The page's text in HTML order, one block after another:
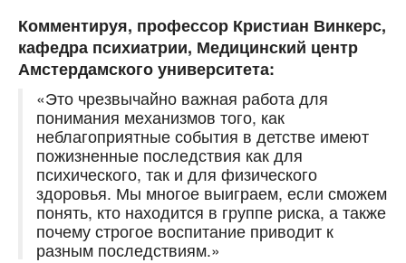
Комментируя, профессор Кристиан Винкерс,
кафедра психиатрии, Медицинский центр
Амстердамского университета:
«Это чрезвычайно важная работа для
понимания механизмов того, как
неблагоприятные события в детстве имеют
пожизненные последствия как для
психического, так и для физического
здоровья. Мы многое выиграем, если сможем
понять, кто находится в группе риска, а также
почему строгое воспитание приводит к
разным последствиям.»